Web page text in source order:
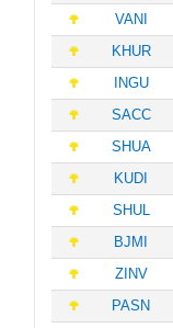
VANI
KHUR
INGU
SACC
SHUA
KUDI
SHUL
BJMI
ZINV
PASN